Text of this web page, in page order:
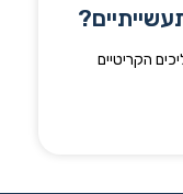
הקריטיים